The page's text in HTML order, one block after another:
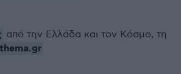
από την Ελλάδα και τον Κόσμο, τη